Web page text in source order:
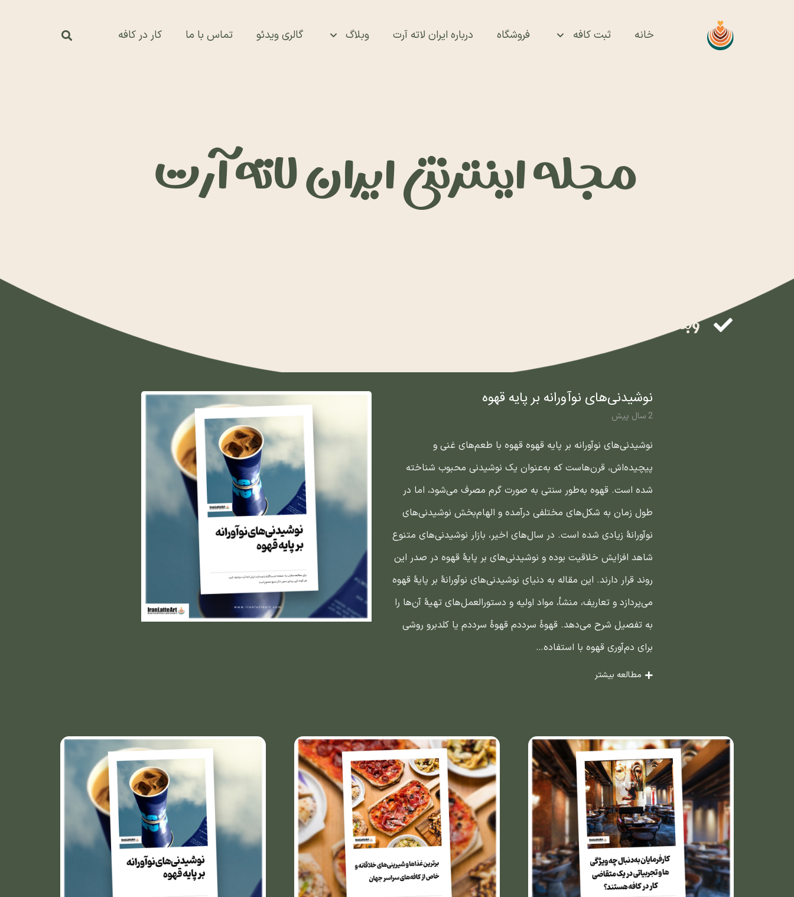
خانه ثبت کافه فروشگاه درباره ایران لاته آرت وبلاگ گالری ویدئو تماس با ما کار در کافه
مجله اینترنتی ایران لاته آرت
وبلاگ و مقالات
نوشیدنی‌های نوآورانه بر پایه قهوه
2 سال پیش
نوشیدنی‌های نوآورانه بر پایه قهوه قهوه با طعم‌های غنی و
پیچیده‌اش، قرن‌هاست که به‌عنوان یک نوشیدنی محبوب شناخته
شده است. قهوه به‌طور سنتی به صورت گرم مصرف می‌شود، اما در
طول زمان به شکل‌های مختلفی درآمده و الهام‌بخش نوشیدنی‌های
نوآورانهٔ زیادی شده است. در سال‌های اخیر، بازار نوشیدنی‌های متنوع
شاهد افزایش خلاقیت بوده و نوشیدنی‌های بر پایهٔ قهوه در صدر این
روند قرار دارند. این مقاله به دنیای نوشیدنی‌های نوآورانهٔ بر پایهٔ قهوه
می‌پردازد و تعاریف، منشأ، مواد اولیه و دستورالعمل‌های تهیهٔ آن‌ها را
به تفصیل شرح می‌دهد. قهوهٔ سرددم قهوهٔ سرددم یا کلدبرو روشی
برای دم‌آوری قهوه با استفاده…
مطالعه بیشتر